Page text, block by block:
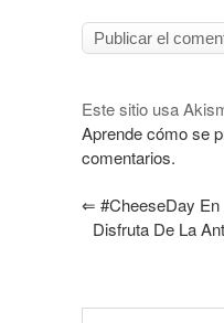
Este sitio usa
Aprende cómo se
comentarios.
⇐ #CheeseDay
Disfruta De La